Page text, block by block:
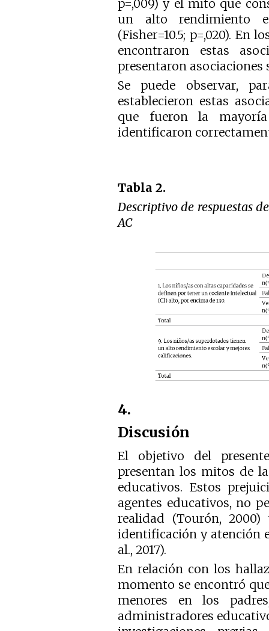
p=,009) y el mito que
un alto rendimiento
(Fisher=10.5; p=,020). En
encontraron estas
presentaron
Se puede observar,
establecieron estas
que fueron la
identificaron
Tabla 2.
Descriptivo de respuestas
AC
4.
Discusión
El objetivo del
presentan los mitos de
educativos. Estos
agentes educativos, no
realidad (Tourón,
identificación y atención
al., 2017).
En relación con los
momento se encontró
menores en los
administradores